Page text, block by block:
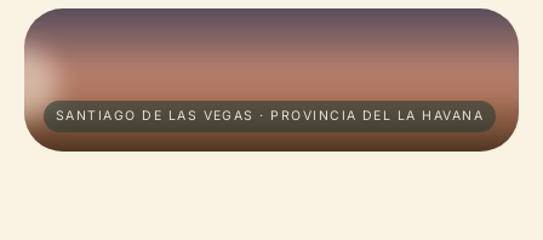
SANTIAGO DE LAS VEGAS · PROVINCIA DEL LA HAVANA